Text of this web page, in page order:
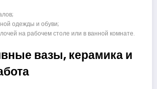
одежды и обуви;
на рабочем столе или в ванной комнате.
вазы, керамика и